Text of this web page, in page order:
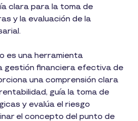
clara para la toma de
y la evaluación de la
es una herramienta
gestión financiera efectiva de
una comprensión clara
guía la toma de
y evalúa el riesgo
el concepto del punto de